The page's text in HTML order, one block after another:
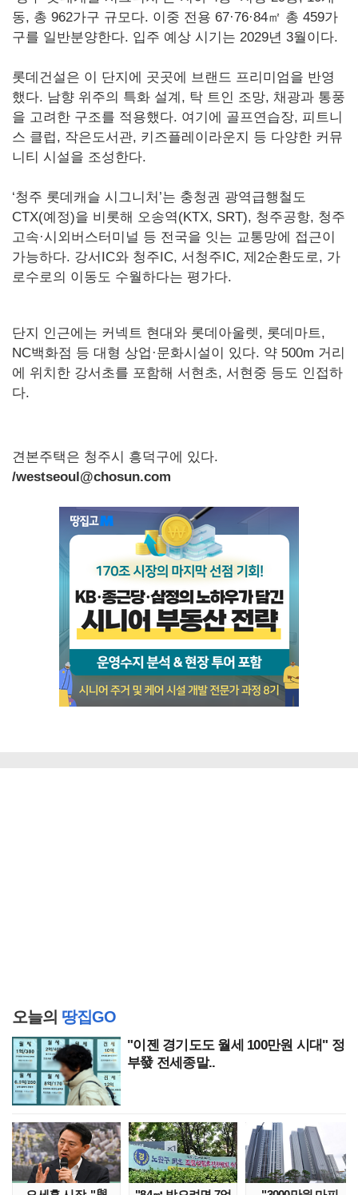
동, 총 962가구 규모다. 이중 전용 67·76·84㎡ 총 459가
구를 일반분양한다. 입주 예상 시기는 2029년 3월이다.
롯데건설은 이 단지에 곳곳에 브랜드 프리미엄을 반영
했다. 남향 위주의 특화 설계, 탁 트인 조망, 채광과 통풍
을 고려한 구조를 적용했다. 여기에 골프연습장, 피트니
스 클럽, 작은도서관, 키즈플레이라운지 등 다양한 커뮤
니티 시설을 조성한다.
‘청주 롯데캐슬 시그니처’는 충청권 광역급행철도
CTX(예정)을 비롯해 오송역(KTX, SRT), 청주공항, 청주
고속·시외버스터미널 등 전국을 잇는 교통망에 접근이
가능하다. 강서IC와 청주IC, 서청주IC, 제2순환도로, 가
로수로의 이동도 수월하다는 평가다.
단지 인근에는 커넥트 현대와 롯데아울렛, 롯데마트,
NC백화점 등 대형 상업·문화시설이 있다. 약 500m 거리
에 위치한 강서초를 포함해 서현초, 서현중 등도 인접하
다.
견본주택은 청주시 흥덕구에 있다.
/westseoul@chosun.com
오늘의 땅집GO
"이젠 경기도도 월세 100만원 시대" 정
부發 전세종말..